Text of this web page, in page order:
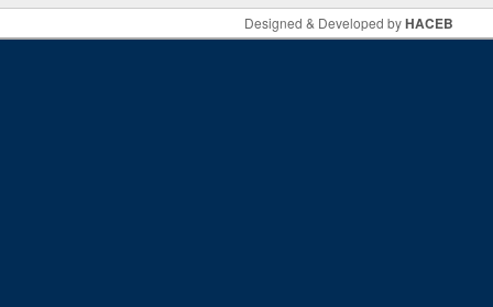
Copyright © 2026, الموقع الرسمي - فؤاد السنيورة | PM Fuad Siniora